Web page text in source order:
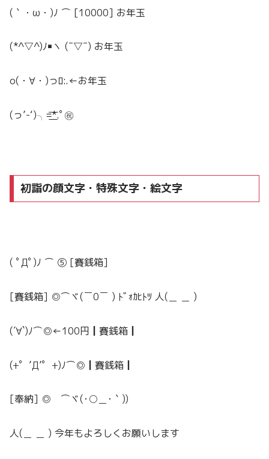
(｀・ω・)ﾉ ⌒ [10000] お年玉
(*^▽^)ﾉ￭ヽ (¯▽¯) お年玉
o(・∀・)っﾛ:.←お年玉
(っ’-‘)╮=͟͟͞͞*.ﾟ㊗️
初詣の顔文字・特殊文字・絵文字
( ﾟДﾟ)ﾉ ⌒ ⑤ [賽銭箱]
[賽銭箱] ◎⌒ヾ(￣0￣ ) ﾄﾞｫｶﾋﾄﾂ 人(＿ ＿ )
(´∀`)ﾉ⌒◎←100円┃賽銭箱┃
(+゜’Д’゜+)ﾉ⌒◎┃賽銭箱┃
[奉納] ◎ ⌒ヾ(･○＿･｀))
人(＿ ＿ ) 今年もよろしくお願いします